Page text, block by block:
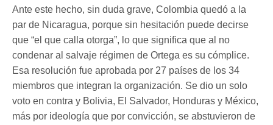
Ante este hecho, sin duda grave, Colombia quedó a la
par de Nicaragua, porque sin hesitación puede decirse
que “el que calla otorga”, lo que significa que al no
condenar al salvaje régimen de Ortega es su cómplice.
Esa resolución fue aprobada por 27 países de los 34
miembros que integran la organización. Se dio un solo
voto en contra y Bolivia, El Salvador, Honduras y México,
más por ideología que por convicción, se abstuvieron de